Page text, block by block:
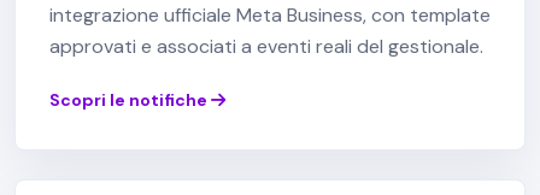
integrazione ufficiale Meta Business, con template
approvati e associati a eventi reali del gestionale.
Scopri le notifiche